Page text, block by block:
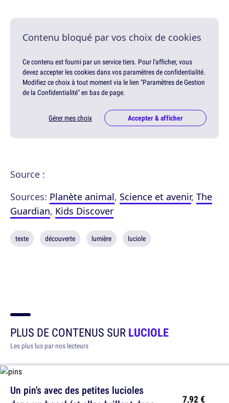
Contenu bloqué par vos choix de cookies
Ce contenu est fourni par un service tiers. Pour l'afficher, vous
devez accepter les cookies dans vos paramètres de confidentialité.
Modifiez ce choix à tout moment via le lien "Paramètres de Gestion
de la Confidentialité" en bas de page.
Gérer mes choix Accepter & afficher
Source :
Sources: Planète animal, Science et avenir, The
Guardian, Kids Discover
texte découverte lumière luciole
PLUS DE CONTENUS SURLUCIOLE
Les plus lus par nos lecteurs
Un pin's avec des petites lucioles
7,92 €